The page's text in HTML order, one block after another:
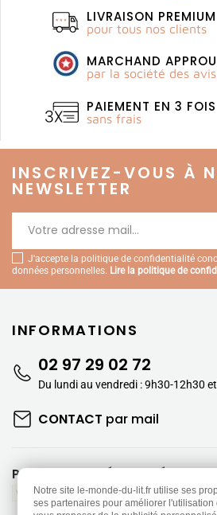
LIVRAISON PREMIUM
pour tous nos clients
MARCHAND
par la société des
PAIEMENT EN 3 FOIS
sans frais
INSCRIVEZ-VOUS À
NEWSLETTER
J'accepte la politique de confidentialité
données personnelles. Lire la politique de
INFORMATIONS
02 97 29 02 72
Du lundi au vendredi : 9h30-12h30
CONTACT par mail
PAIEMENTS SÉCURISÉS
Notre site le-monde-du-lit.fr utilise ses
ses partenaires pour améliorer l'utilisation